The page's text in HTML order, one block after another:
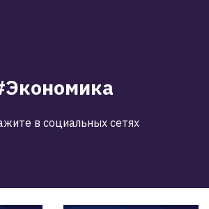
в социальных сетях